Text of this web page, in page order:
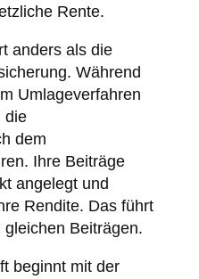
Rente.
anders als die
Während
Umlageverfahren
die
dem
Ihre Beiträge
angelegt und
Rendite. Das führt
Beiträgen.
beginnt mit der